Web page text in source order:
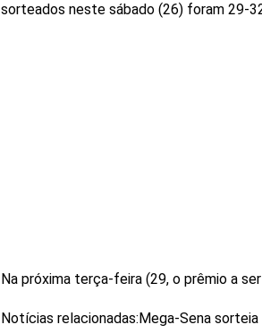
sorteados neste sábado (26) foram 29-
Na próxima terça-feira (29, o prêmio a
Notícias relacionadas:Mega-Sena